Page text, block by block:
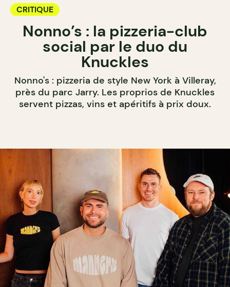
CRITIQUE
Nonno’s : la pizzeria-club
social par le duo du
Knuckles
Nonno's : pizzeria de style New York à Villeray,
près du parc Jarry. Les proprios de Knuckles
servent pizzas, vins et apéritifs à prix doux.